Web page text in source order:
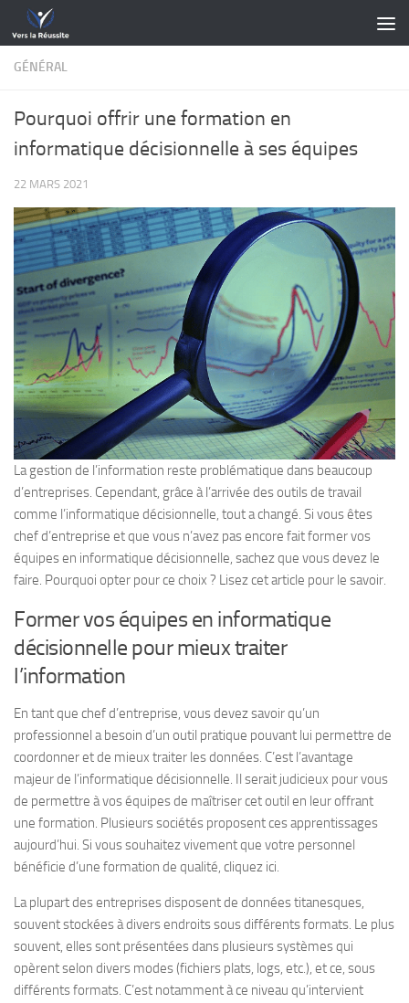
Skip to content
GÉNÉRAL
Pourquoi offrir une formation en
informatique décisionnelle à ses équipes
22 MARS 2021
La gestion de l’information reste problématique dans beaucoup
d’entreprises. Cependant, grâce à l’arrivée des outils de travail
comme l’informatique décisionnelle, tout a changé. Si vous êtes
chef d’entreprise et que vous n’avez pas encore fait former vos
équipes en informatique décisionnelle, sachez que vous devez le
faire. Pourquoi opter pour ce choix ? Lisez cet article pour le savoir.
Former vos équipes en informatique
décisionnelle pour mieux traiter
l’information
En tant que chef d’entreprise, vous devez savoir qu’un
professionnel a besoin d’un outil pratique pouvant lui permettre de
coordonner et de mieux traiter les données. C’est l’avantage
majeur de l’informatique décisionnelle. Il serait judicieux pour vous
de permettre à vos équipes de maîtriser cet outil en leur offrant
une formation. Plusieurs sociétés proposent ces apprentissages
aujourd’hui. Si vous souhaitez vivement que votre personnel
bénéficie d’une formation de qualité, cliquez ici.
La plupart des entreprises disposent de données titanesques,
souvent stockées à divers endroits sous différents formats. Le plus
souvent, elles sont présentées dans plusieurs systèmes qui
opèrent selon divers modes (fichiers plats, logs, etc.), et ce, sous
différents formats. C’est notamment à ce niveau qu’intervient